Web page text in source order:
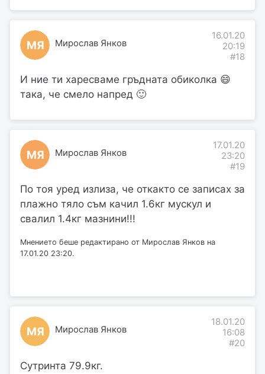
МЯ Мирослав Янков
16.01.20
20:19
#18
И ние ти харесваме гръдната обиколка 😄
така, че смело напред 🙂
МЯ Мирослав Янков
17.01.20
23:20
#19
По тоя уред излиза, че откакто се записах за
плажно тяло съм качил 1.6кг мускул и
свалил 1.4кг мазнини!!!
Мнението беше редактирано от Мирослав Янков на
17.01.20 23:20.
МЯ Мирослав Янков
18.01.20
16:08
#20
Сутринта 79.9кг.